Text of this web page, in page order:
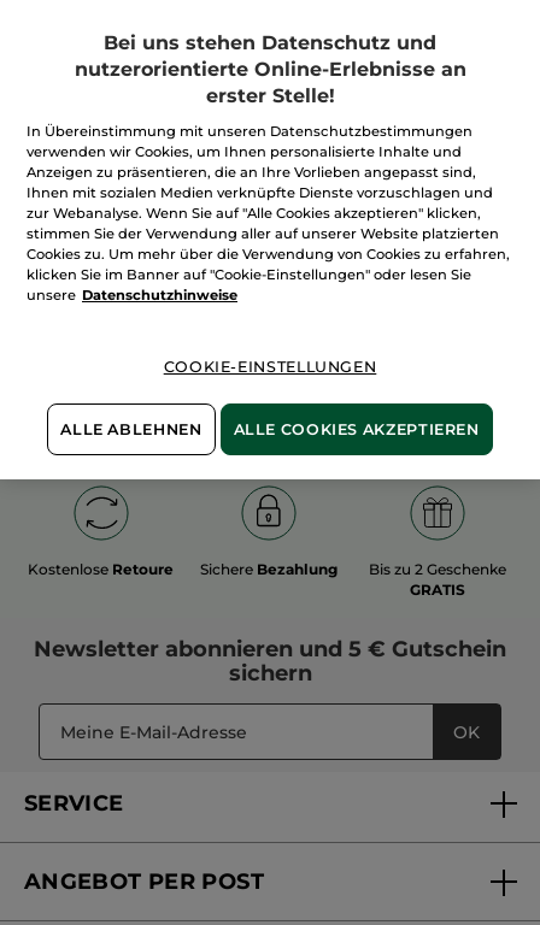
100%unserer Aktivstoffe
sindpflanzlich
Wir bewirtschaften
unsere Felder
biologisch
Mehr entdecken
Kostenlose Retoure Sichere Bezahlung
Bis zu 2 Geschenke
GRATIS
Newsletter abonnieren und 5 € Gutschein
sichern
OK
SERVICE
Mein Konto
ANGEBOT PER POST
Bei uns stehen Datenschutz und
nutzerorientierte Online-Erlebnisse an
erster Stelle!
In Übereinstimmung mit unseren Datenschutzbestimmungen
verwenden wir Cookies, um Ihnen personalisierte Inhalte und
Anzeigen zu präsentieren, die an Ihre Vorlieben angepasst sind,
Ihnen mit sozialen Medien verknüpfte Dienste vorzuschlagen und
zur Webanalyse. Wenn Sie auf "Alle Cookies akzeptieren" klicken,
stimmen Sie der Verwendung aller auf unserer Website platzierten
Cookies zu. Um mehr über die Verwendung von Cookies zu erfahren,
klicken Sie im Banner auf "Cookie-Einstellungen" oder lesen Sie
unsere Datenschutzhinweise
COOKIE-EINSTELLUNGEN
ALLE ABLEHNEN ALLE COOKIES AKZEPTIEREN